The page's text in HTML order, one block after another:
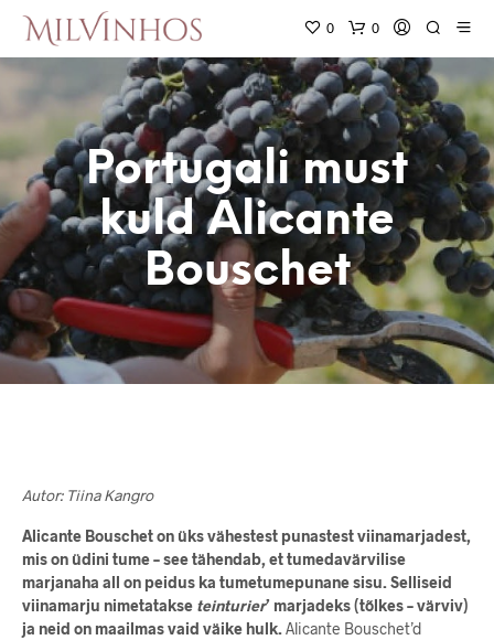
0 0
Portugali must
kuld Alicante
Bouschet
Autor: Tiina Kangro
Alicante Bouschet on üks vähestest punastest viinamarjadest,
mis on üdini tume – see tähendab, et tumedavärvilise
marjanaha all on peidus ka tumetumepunane sisu. Selliseid
viinamarju nimetatakse teinturier’ marjadeks (tõlkes – värviv)
ja neid on maailmas vaid väike hulk.Alicante Bouschet’d